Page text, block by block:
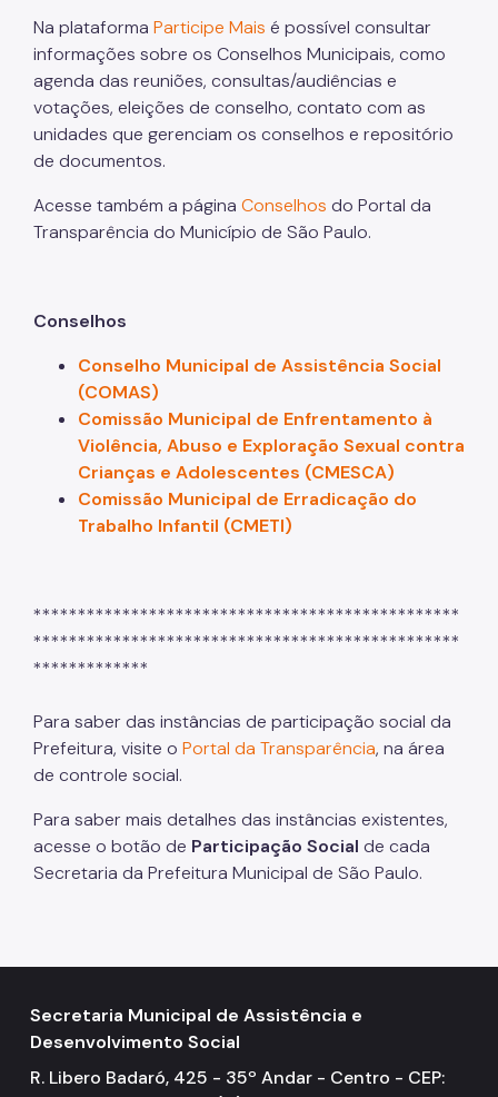
Formulário Social
Imprensa
Notícias
ESPASO
Biblioteca
Controle Interno (NACI)
Política de Atendimento ao Cidadão (PAC)
Requerimento Eletrônico de Comunicação com
Órgãos de Justiça
Qualifica SUAS
Na plataforma Participe Mais é possível consultar
informações sobre os Conselhos Municipais, como
agenda das reuniões, consultas/audiências e
votações, eleições de conselho, contato com as
unidades que gerenciam os conselhos e repositório
de documentos.
Acesse também a página Conselhos do Portal da
Transparência do Município de São Paulo.
Conselhos
Conselho Municipal de Assistência Social
(COMAS)
Comissão Municipal de Enfrentamento à
Violência, Abuso e Exploração Sexual contra
Crianças e Adolescentes (CMESCA)
Comissão Municipal de Erradicação do
Trabalho Infantil (CMETI)
************************************************
************************************************
*************
Para saber das instâncias de participação social da
Prefeitura, visite o Portal da Transparência, na área
de controle social.
Para saber mais detalhes das instâncias existentes,
acesse o botão de Participação Social de cada
Secretaria da Prefeitura Municipal de São Paulo.
Secretaria Municipal de Assistência e
Desenvolvimento Social
R. Libero Badaró, 425 - 35º Andar - Centro - CEP: